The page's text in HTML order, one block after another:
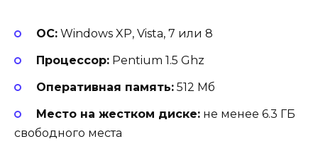
ОС:Windows XP, Vista, 7 или 8
Процессор:Pentium 1.5 Ghz
Оперативная память:512 Мб
Место на жестком диске:не менее 6.3 ГБ
свободного места